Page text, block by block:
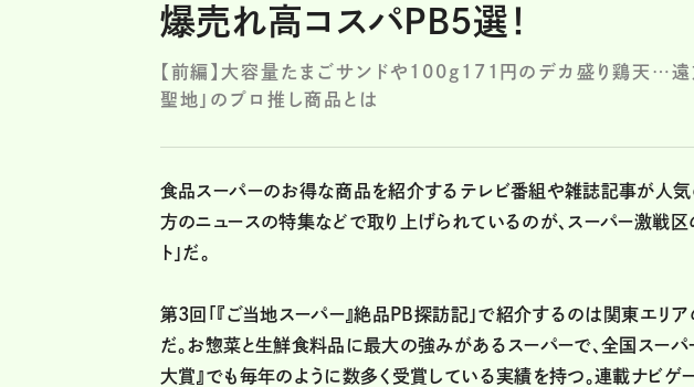
爆売れ高コスパPB5選！
【前編】大容量たまごサンドや100g171円のデカ盛り鶏天…遠
聖地」のプロ推し商品とは
食品スーパーのお得な商品を紹介するテレビ番組や雑誌記事が人
方のニュースの特集などで取り上げられているのが、スーパー激戦
ト」だ。
第3回「『ご当地スーパー』絶品PB探訪記」で紹介するのは関東エリ
だ。お惣菜と生鮮食料品に最大の強みがあるスーパーで、全国スーパ
大賞』でも毎年のように数多く受賞している実績を持つ。連載ナビゲ